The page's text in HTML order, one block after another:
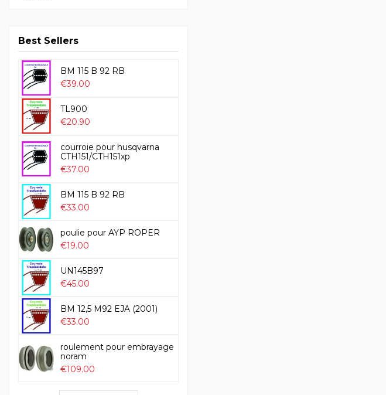
Best Sellers
BM 115 B 92 RB
€39.00
TL900
€20.90
courroie pour husqvarna
CTH151/CTH151xp
€37.00
BM 115 B 92 RB
€33.00
poulie pour AYP ROPER
€19.00
UN145B97
€45.00
BM 12,5 M92 EJA (2001)
€33.00
roulement pour embrayage
noram
€109.00